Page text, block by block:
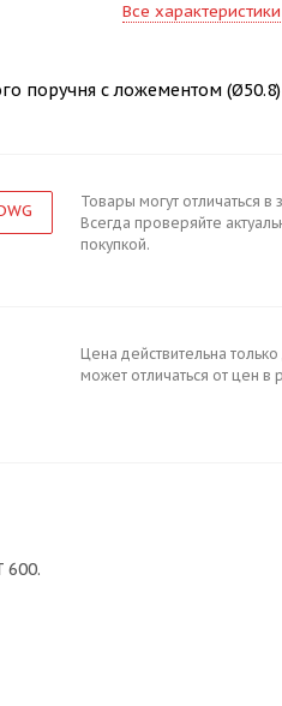
Все характеристики
поручня с ложементом
Товары могут отличаться в
Всегда проверяйте
покупкой.
Цена действительна
может отличаться от цен в
600.